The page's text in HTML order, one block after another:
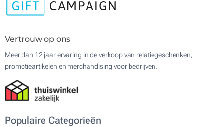
Vertrouw op ons
Meer dan 12 jaar ervaring in de verkoop van relatiegeschenken,
promotieartikelen en merchandising voor bedrijven.
Populaire Categorieën